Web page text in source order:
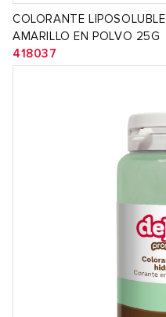
COLORANTE LIPOSOLUBLE
AMARILLO EN POLVO 25G
418037